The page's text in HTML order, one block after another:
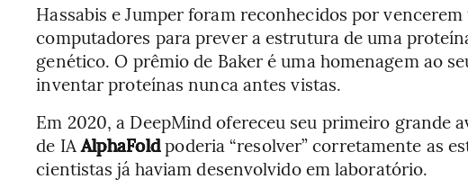
Hassabis e Jumper foram reconhecidos por
computadores para prever a estrutura de uma
genético. O prêmio de Baker é uma homenagem ao
inventar proteínas nunca antes vistas.
Em 2020, a DeepMind ofereceu seu primeiro grande
de IAAlphaFoldpoderia “resolver” corretamente as
cientistas já haviam desenvolvido em laboratório.